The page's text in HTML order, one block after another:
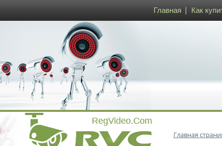
Главная Как
Главная